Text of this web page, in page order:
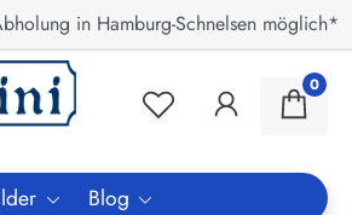
in Hamburg-Schnelsen möglich*
0
Blog